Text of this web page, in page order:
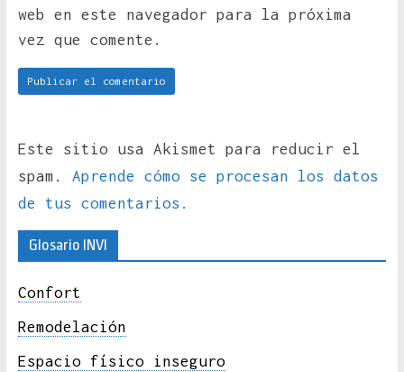
web en este navegador para la próxima
vez que comente.
Este sitio usa Akismet para reducir el
spam. Aprende cómo se procesan los datos
de tus comentarios.
Glosario INVI
Confort
Remodelación
Espacio físico inseguro